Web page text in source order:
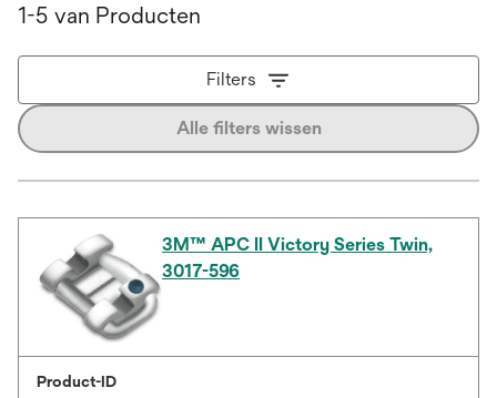
1-5 van Producten
Filters
Alle filters wissen
3M™ APC II Victory Series Twin,
3017-596
Product-ID